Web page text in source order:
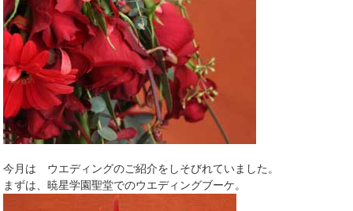
今月は ウエディングのご紹介をしそびれていました。
まずは、暁星学園聖堂でのウエディングブーケ。